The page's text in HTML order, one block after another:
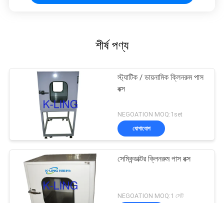
শীর্ষ পণ্য
স্ট্যাটিক / ডায়নামিক ক্লিনরুম পাস
বক্স
NEGOATION MOQ:1set
যোগাযোগ
সেমিকন্ডাক্টর ক্লিনরুম পাস বক্স
NEGOATION MOQ:1 সেট